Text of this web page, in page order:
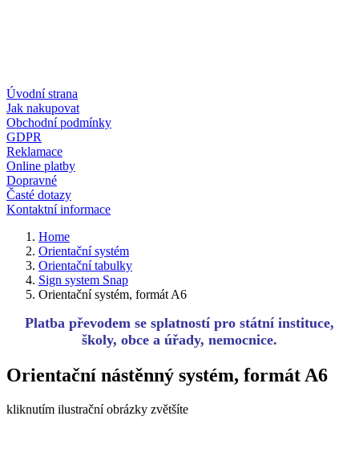
Úvodní strana
Jak nakupovat
Obchodní podmínky
GDPR
Reklamace
Online platby
Dopravné
Časté dotazy
Kontaktní informace
Home
Orientační systém
Orientační tabulky
Sign system Snap
Orientační systém, formát A6
Platba převodem se splatností pro státní instituce,
školy, obce a úřady, nemocnice.
Orientační nástěnný systém, formát A6
kliknutím ilustrační obrázky zvětšíte